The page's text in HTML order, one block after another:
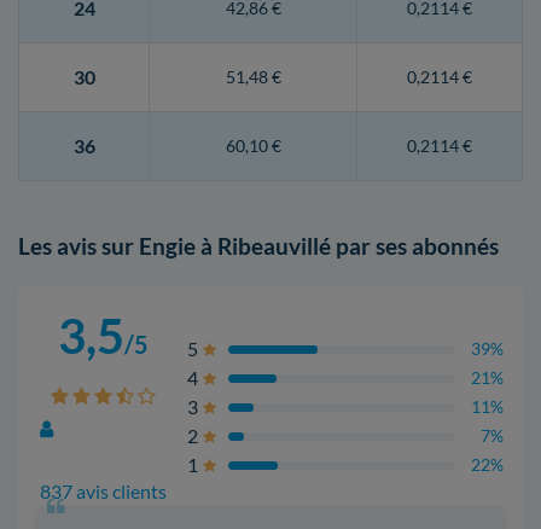
24 42,86 € 0,2114 €
30 51,48 € 0,2114 €
36 60,10 € 0,2114 €
Les avis sur Engie à Ribeauvillé par ses abonnés
3,5/5
837 avis clients
5 39%
4 21%
3 11%
2 7%
1 22%